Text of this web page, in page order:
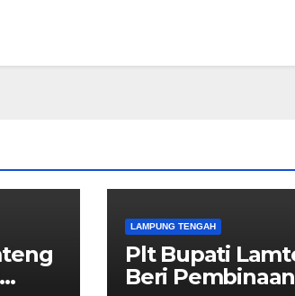
LAMPUNG TENGAH
Plt Bupati
Beri Pembinaan